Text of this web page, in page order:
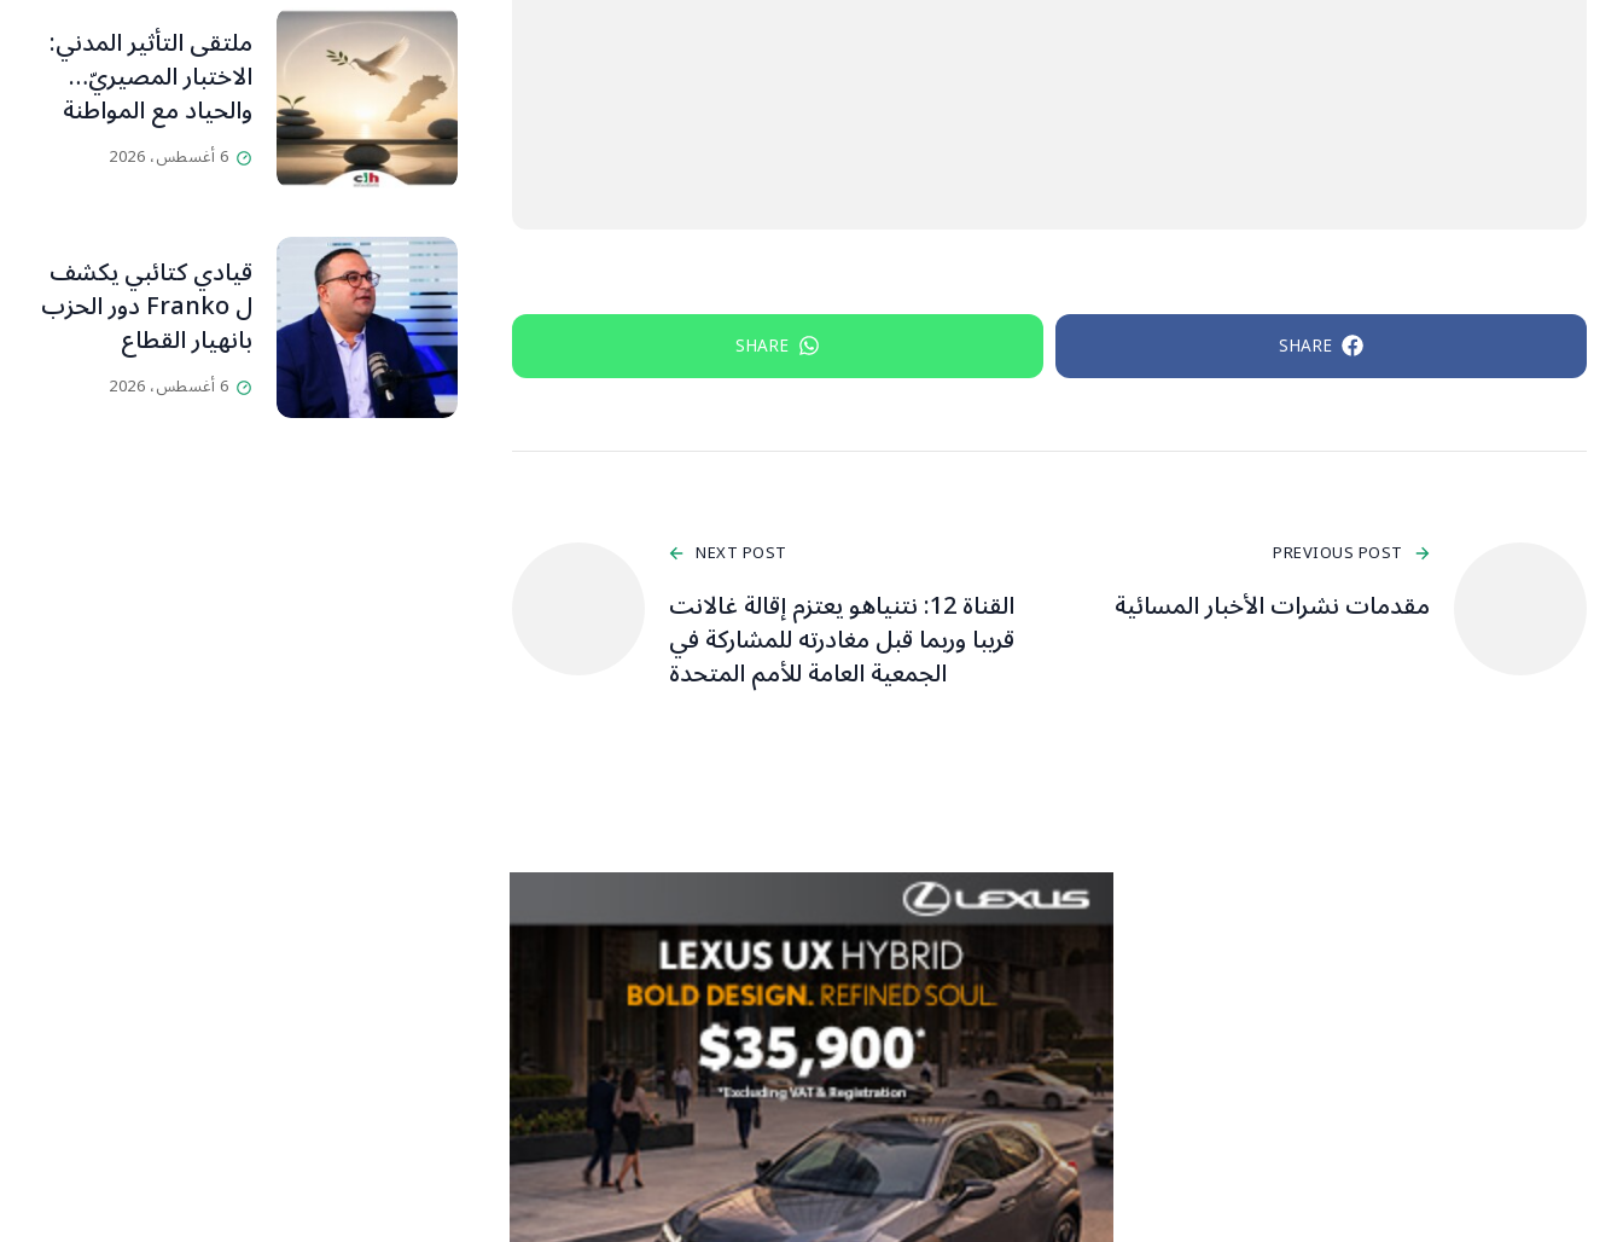
SHARE
SHARE
PREVIOUS POST
مقدمات نشرات الأخبار المسائية
NEXT POST
القناة 12: نتنياهو يعتزم إقالة غالانت
قريبا وربما قبل مغادرته للمشاركة في
الجمعية العامة للأمم المتحدة
ملتقى التأثير المدني:
الاختبار المصيريّ…
والحياد مع المواطنة
بوصلة
6 أغسطس، 2026
قيادي كتائبي يكشف
ل Franko دور الحزب
بانهيار القطاع
المصرفي
6 أغسطس، 2026